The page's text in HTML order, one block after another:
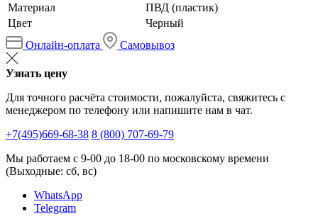
Материал
ПВД (пластик)
Цвет
Черный
Онлайн-оплата
Самовывоз
Узнать цену
Для точного расчёта стоимости, пожалуйста, свяжитесь с
менеджером по телефону или напишите нам в чат.
+7(495)669-68-38 8 (800) 707-69-79
Мы работаем с 9-00 до 18-00 по московскому времени
(Выходные: сб, вс)
WhatsApp
Telegram